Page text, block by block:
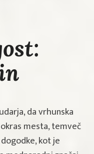
da vrhunska
mesta, temveč
kot je